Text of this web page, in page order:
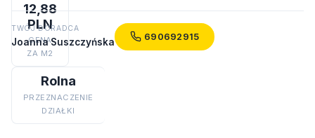
12,88
PLN
CENA
ZA M2
Rolna
PRZEZNACZENIE
DZIAŁKI
TWÓJ DORADCA
Joanna Suszczyńska 690692915